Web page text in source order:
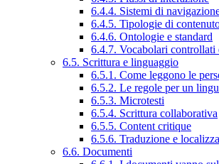
6.4.4. Sistemi di
6.4.5. Tipologie di
6.4.6. Ontologie e standard
6.4.7. Vocabolari controllati
6.5. Scrittura e linguaggio
6.5.1. Come leggono le
6.5.2. Le regole per un
6.5.3. Microtesti
6.5.4. Scrittura collaborativa
6.5.5. Content critique
6.5.6. Traduzione e
6.6. Documenti